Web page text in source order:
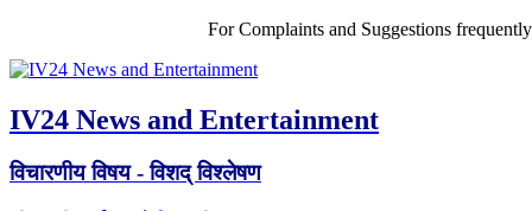
For Complaints and Suggestions
IV24 News and Entertainment
विचारणीय विषय - विशद् विश्लेषण